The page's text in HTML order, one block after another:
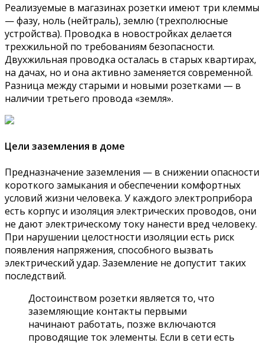
Реализуемые в магазинах розетки имеют три клеммы
— фазу, ноль (нейтраль), землю (трехполюсные
устройства). Проводка в новостройках делается
трехжильной по требованиям безопасности.
Двухжильная проводка осталась в старых квартирах,
на дачах, но и она активно заменяется современной.
Разница между старыми и новыми розетками — в
наличии третьего провода «земля».
Цели заземления в доме
Предназначение заземления — в снижении опасности
короткого замыкания и обеспечении комфортных
условий жизни человека. У каждого электроприбора
есть корпус и изоляция электрических проводов, они
не дают электрическому току нанести вред человеку.
При нарушении целостности изоляции есть риск
появления напряжения, способного вызвать
электрический удар. Заземление не допустит таких
последствий.
Достоинством розетки является то, что
заземляющие контакты первыми
начинают работать, позже включаются
проводящие ток элементы. Если в сети есть